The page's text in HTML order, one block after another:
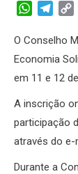
O Conselho
Economia
em 11 e 12
A inscrição
participação
através do e-
Durante a